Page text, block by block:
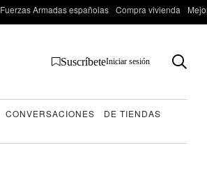
Fuerzas Armadas españolas Compra vivienda
SuscríbeteIniciar sesión
CONVERSACIONES DE TIENDAS